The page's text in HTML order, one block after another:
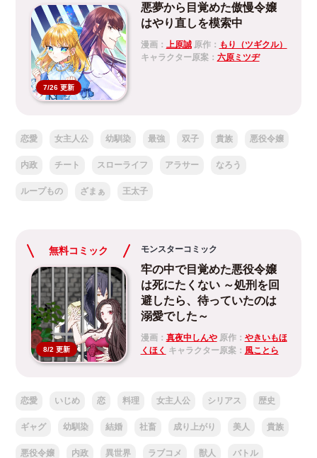
7/26 更新
悪夢から目覚めた傲慢令嬢
はやり直しを模索中
漫画： 上原誠原作： もり（ツギクル）
キャラクター原案： 六原ミツヂ
恋愛 女主人公 幼馴染 最強 双子 貴族 悪役令嬢
内政 チート スローライフ アラサー なろう
ループもの ざまぁ 王太子
無料コミック
8/2 更新
モンスターコミック
牢の中で目覚めた悪役令嬢
は死にたくない ～処刑を回
避したら、待っていたのは
溺愛でした～
漫画： 真夜中しんや原作： やきいもほ
くほく キャラクター原案： 風ことら
恋愛 いじめ 恋 料理 女主人公 シリアス 歴史
ギャグ 幼馴染 結婚 社畜 成り上がり 美人 貴族
悪役令嬢 内政 異世界 ラブコメ 獣人 バトル